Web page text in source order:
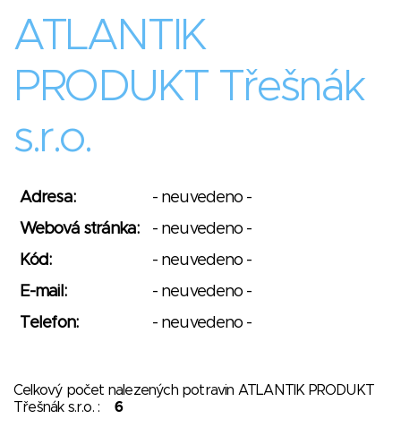
ATLANTIK
PRODUKT Třešnák
s.r.o.
Adresa:
- neuvedeno -
Webová stránka:
- neuvedeno -
Kód:
- neuvedeno -
E-mail:
- neuvedeno -
Telefon:
- neuvedeno -
Celkový počet nalezených potravin ATLANTIK PRODUKT
Třešnák s.r.o. : 6